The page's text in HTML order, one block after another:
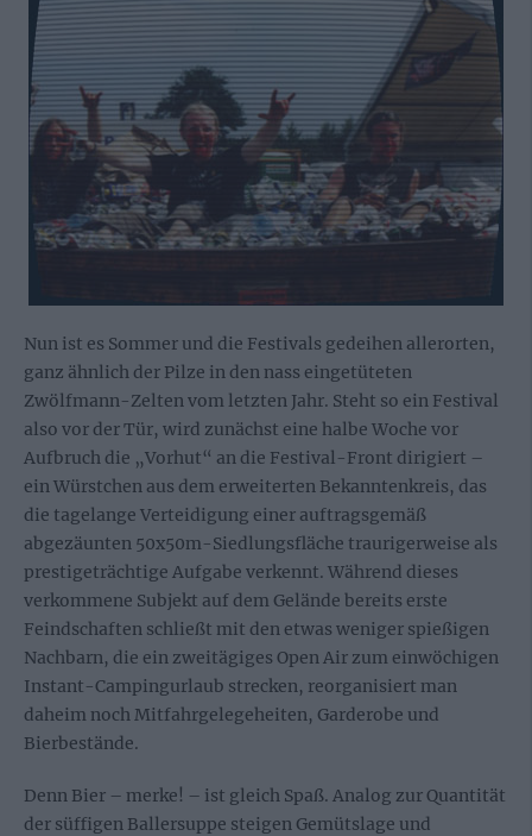
Nun ist es Sommer und die Festivals gedeihen allerorten,
ganz ähnlich der Pilze in den nass eingetüteten
Zwölfmann-Zelten vom letzten Jahr. Steht so ein Festival
also vor der Tür, wird zunächst eine halbe Woche vor
Aufbruch die „Vorhut“ an die Festival-Front dirigiert –
ein Würstchen aus dem erweiterten Bekanntenkreis, das
die tagelange Verteidigung einer auftragsgemäß
abgezäunten 50x50m-Siedlungsfläche traurigerweise als
prestigeträchtige Aufgabe verkennt. Während dieses
verkommene Subjekt auf dem Gelände bereits erste
Feindschaften schließt mit den etwas weniger spießigen
Nachbarn, die ein zweitägiges Open Air zum einwöchigen
Instant-Campingurlaub strecken, reorganisiert man
daheim noch Mitfahrgelegeheiten, Garderobe und
Bierbestände.
Denn Bier – merke! – ist gleich Spaß. Analog zur Quantität
der süffigen Ballersuppe steigen Gemütslage und